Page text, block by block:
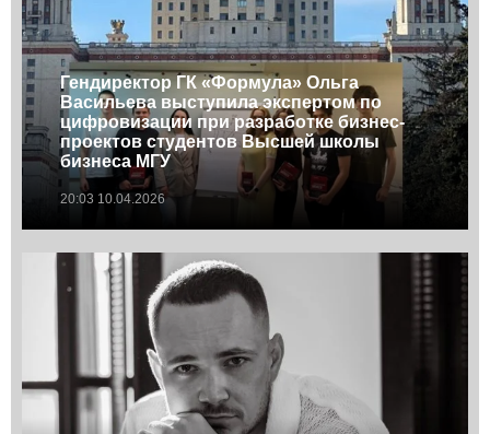
Гендиректор ГК «Формула» Ольга
Васильева выступила экспертом по
цифровизации при разработке бизнес-
проектов студентов Высшей школы
бизнеса МГУ
20:03 10.04.2026